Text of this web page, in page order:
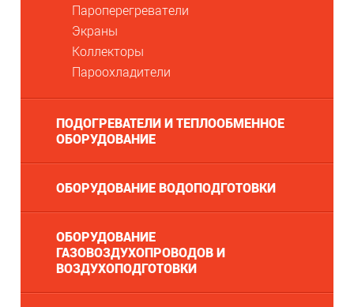
Пароперегреватели
Экраны
Коллекторы
Пароохладители
ПОДОГРЕВАТЕЛИ И ТЕПЛООБМЕННОЕ
ОБОРУДОВАНИЕ
ОБОРУДОВАНИЕ ВОДОПОДГОТОВКИ
ОБОРУДОВАНИЕ
ГАЗОВОЗДУХОПРОВОДОВ И
ВОЗДУХОПОДГОТОВКИ